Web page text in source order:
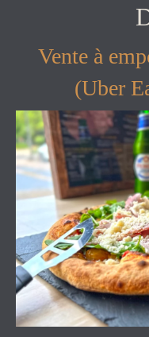
Vente à
(Uber